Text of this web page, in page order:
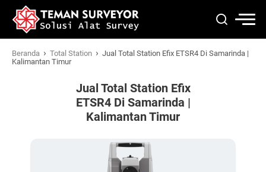
Beranda › Total Station › Jual Total Station Efix ETSR4 Di Samarinda |
Kalimantan Timur
Jual Total Station Efix
ETSR4 Di Samarinda |
Kalimantan Timur